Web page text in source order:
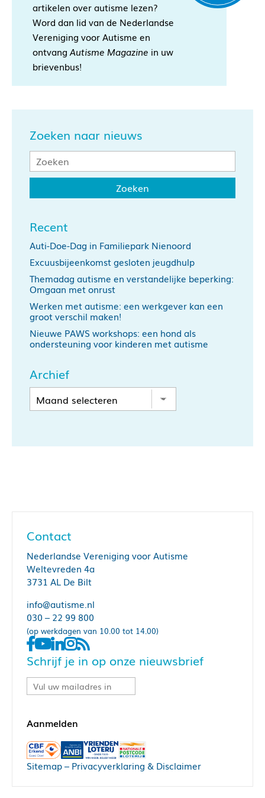
artikelen over autisme lezen?
Word dan lid van de Nederlandse
Vereniging voor Autisme en
ontvang Autisme Magazine in uw
brievenbus!
Zoeken naar nieuws
Recent
Auti-Doe-Dag in Familiepark Nienoord
Excuusbijeenkomst gesloten jeugdhulp
Themadag autisme en verstandelijke beperking:
Omgaan met onrust
Werken met autisme: een werkgever kan een
groot verschil maken!
Nieuwe PAWS workshops: een hond als
ondersteuning voor kinderen met autisme
Archief
Contact
Nederlandse Vereniging voor Autisme
Weltevreden 4a
3731 AL De Bilt
info@autisme.nl
030 – 22 99 800
(op werkdagen van 10.00 tot 14.00)
Schrijf je in op onze nieuwsbrief
Sitemap– Privacyverklaring & Disclaimer